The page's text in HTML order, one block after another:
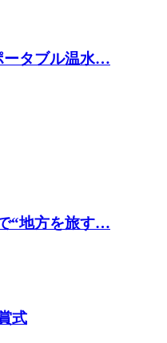
ータブル温水…
“地方を旅す…
式